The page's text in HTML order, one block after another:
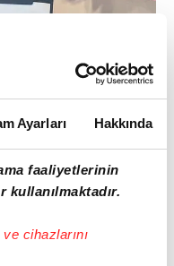
Ayarları Hakkında
faaliyetlerinin
kullanılmaktadır.
cihazlarını